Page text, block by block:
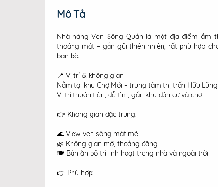
Mô Tả
Nhà hàng Ven Sông Quán là một địa điểm ẩm
thoáng mát – gần gũi thiên nhiên, rất phù hợp
bạn bè.
📍 Vị trí & không gian
Nằm tại khu Chợ Mới – trung tâm thị trấn Hữu Lũng
Vị trí thuận tiện, dễ tìm, gần khu dân cư và chợ
👉 Không gian đặc trưng:
🌊 View ven sông mát mẻ
🌿 Không gian mở, thoáng đãng
🍽️ Bàn ăn bố trí linh hoạt trong nhà và ngoài trời
👉 Phù hợp: